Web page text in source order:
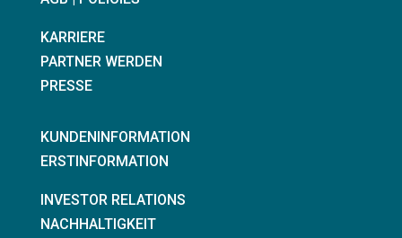
KARRIERE
PARTNER WERDEN
PRESSE
KUNDENINFORMATION
ERSTINFORMATION
INVESTOR RELATIONS
NACHHALTIGKEIT